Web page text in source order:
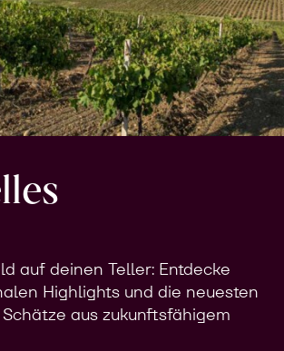
auf deinen Teller: Entdecke
Highlights und die neuesten
aus zukunftsfähigem